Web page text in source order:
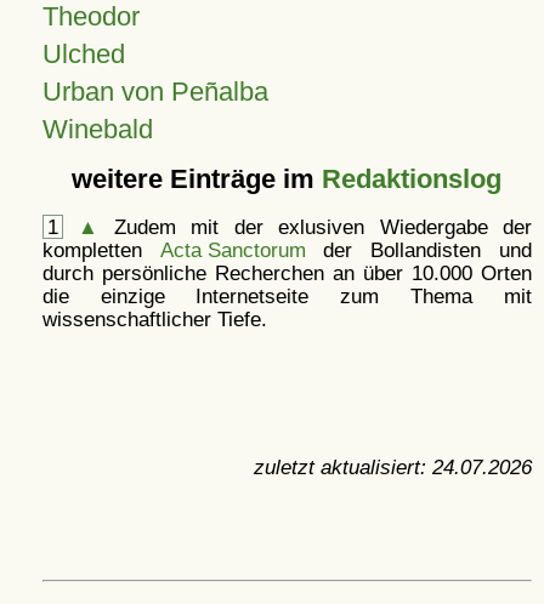
Theodor
Ulched
Urban von Peñalba
Winebald
weitere Einträge im Redaktionslog
1 ▲
Zudem mit der exlusiven Wiedergabe der
kompletten Acta Sanctorum der Bollandisten und
durch persönliche Recherchen an über 10.000 Orten
die einzige Internetseite zum Thema mit
wissenschaftlicher Tiefe.
zuletzt aktualisiert: 24.07.2026